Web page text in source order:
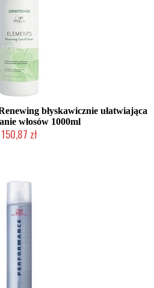
błyskawicznie ułatwiająca
włosów 1000ml
150,87 zł